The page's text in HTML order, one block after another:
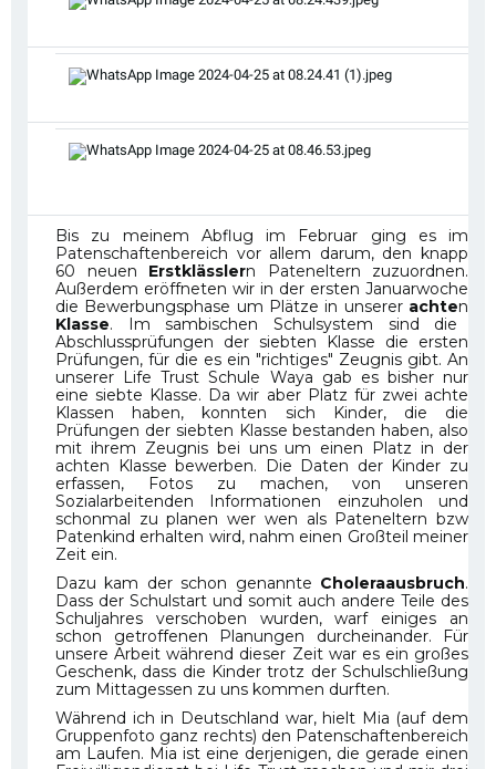
Bis zu meinem Abflug im Februar ging es im
Patenschaftenbereich vor allem darum, den knapp
60 neuen Erstklässlern Pateneltern zuzuordnen.
Außerdem eröffneten wir in der ersten Januarwoche
die Bewerbungsphase um Plätze in unserer achten
Klasse. Im sambischen Schulsystem sind die
Abschlussprüfungen der siebten Klasse die ersten
Prüfungen, für die es ein "richtiges" Zeugnis gibt. An
unserer Life Trust Schule Waya gab es bisher nur
eine siebte Klasse. Da wir aber Platz für zwei achte
Klassen haben, konnten sich Kinder, die die
Prüfungen der siebten Klasse bestanden haben, also
mit ihrem Zeugnis bei uns um einen Platz in der
achten Klasse bewerben. Die Daten der Kinder zu
erfassen, Fotos zu machen, von unseren
Sozialarbeitenden Informationen einzuholen und
schonmal zu planen wer wen als Pateneltern bzw
Patenkind erhalten wird, nahm einen Großteil meiner
Zeit ein.
Dazu kam der schon genannte Choleraausbruch.
Dass der Schulstart und somit auch andere Teile des
Schuljahres verschoben wurden, warf einiges an
schon getroffenen Planungen durcheinander. Für
unsere Arbeit während dieser Zeit war es ein großes
Geschenk, dass die Kinder trotz der Schulschließung
zum Mittagessen zu uns kommen durften.
Während ich in Deutschland war, hielt Mia (auf dem
Gruppenfoto ganz rechts) den Patenschaftenbereich
am Laufen. Mia ist eine derjenigen, die gerade einen